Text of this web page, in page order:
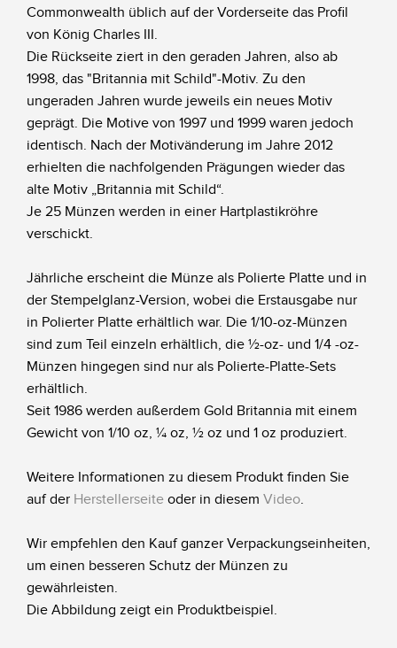
Commonwealth üblich auf der Vorderseite das Profil
von König Charles III.
Die Rückseite ziert in den geraden Jahren, also ab
1998, das "Britannia mit Schild"-Motiv. Zu den
ungeraden Jahren wurde jeweils ein neues Motiv
geprägt. Die Motive von 1997 und 1999 waren jedoch
identisch. Nach der Motivänderung im Jahre 2012
erhielten die nachfolgenden Prägungen wieder das
alte Motiv „Britannia mit Schild“.
Je 25 Münzen werden in einer Hartplastikröhre
verschickt.
Jährliche erscheint die Münze als Polierte Platte und in
der Stempelglanz-Version, wobei die Erstausgabe nur
in Polierter Platte erhältlich war. Die 1/10-oz-Münzen
sind zum Teil einzeln erhältlich, die ½-oz- und 1/4 -oz-
Münzen hingegen sind nur als Polierte-Platte-Sets
erhältlich.
Seit 1986 werden außerdem Gold Britannia mit einem
Gewicht von 1/10 oz, ¼ oz, ½ oz und 1 oz produziert.
Weitere Informationen zu diesem Produkt finden Sie
auf der Herstellerseite oder in diesem Video.
Wir empfehlen den Kauf ganzer Verpackungseinheiten,
um einen besseren Schutz der Münzen zu
gewährleisten.
Die Abbildung zeigt ein Produktbeispiel.